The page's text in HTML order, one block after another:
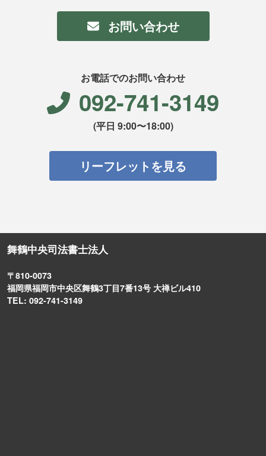
お問い合わせ
お電話でのお問い合わせ
092-741-3149
(平日 9:00〜18:00)
リーフレットを見る
舞鶴中央司法書士法人
〒810-0073
福岡県福岡市中央区舞鶴3丁目7番13号 大禅ビル410
TEL: 092-741-3149